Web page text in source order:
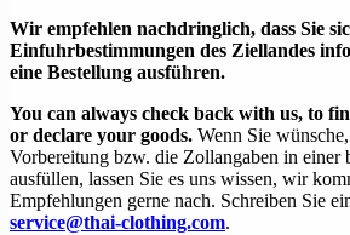
Wir empfehlen nachdringlich, dass Sie
Einfuhrbestimmungen des Ziellandes
eine Bestellung ausführen.
You can always check back with us, to
or declare your goods. Wenn Sie
Vorbereitung bzw. die Zollangaben in einer
ausfüllen, lassen Sie es uns wissen, wir
Empfehlungen gerne nach. Schreiben Sie
service@thai-clothing.com.